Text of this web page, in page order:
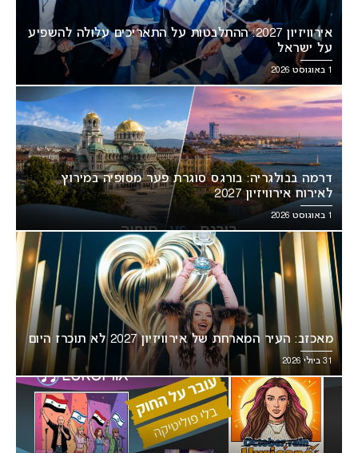
אירוויזיון 2027: ההתלבטות על התאריכים עלולה להשפיע
על ישראל
1 באוגוסט 2026
דרמה בבולגריה: בורגס סוגרת פער מסופיה במירוץ
לאירוח אירוויזיון 2027
1 באוגוסט 2026
מאכזב: העיר המארחת של אירוויזיון 2027 לא תוכרז היום
31 ביולי 2026